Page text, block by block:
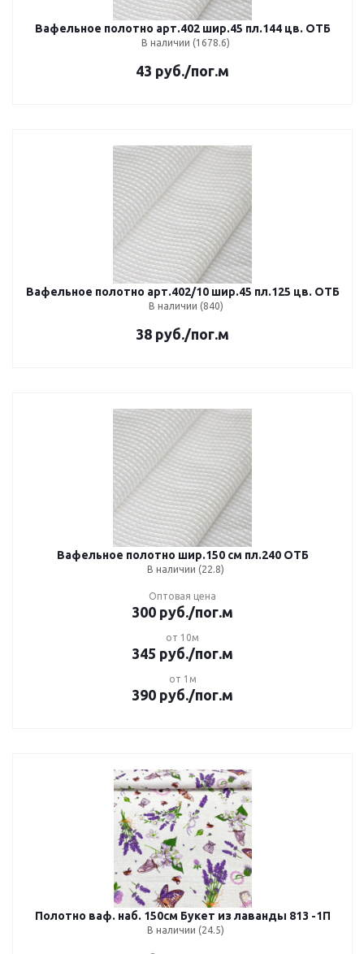
Вафельное полотно арт.402 шир.45 пл.144 цв. ОТБ
В наличии (1678.6)
43 руб./пог.м
Вафельное полотно арт.402/10 шир.45 пл.125 цв. ОТБ
В наличии (840)
38 руб./пог.м
Вафельное полотно шир.150 см пл.240 ОТБ
В наличии (22.8)
Оптовая цена
300 руб./пог.м
от 10м
345 руб./пог.м
от 1м
390 руб./пог.м
Полотно ваф. наб. 150см Букет из лаванды 813 -1П
В наличии (24.5)